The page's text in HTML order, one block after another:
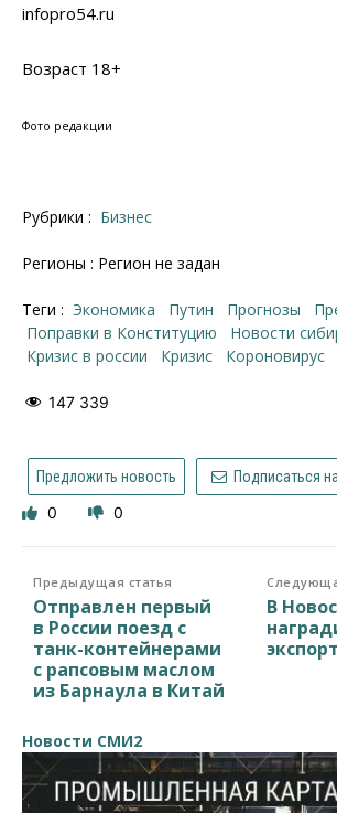
infopro54.ru
Возраст 18+
​​​​​​Фото редакции
Рубрики : Бизнес
Регионы : Регион не задан
Теги : Экономика Путин прогнозы
поправки в Конституцию
новости
кризис в россии
кризис Короновирус
147 339
Предложить новость Подписаться
0 0
Предыдущая статья
Отправлен первый
в России поезд с
танк-контейнерами
с рапсовым маслом
из Барнаула в Китай
В
Новости СМИ2